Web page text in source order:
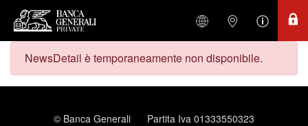
NewsDetail è temporaneamente non disponibile.
© Banca Generali
Partita Iva 01333550323